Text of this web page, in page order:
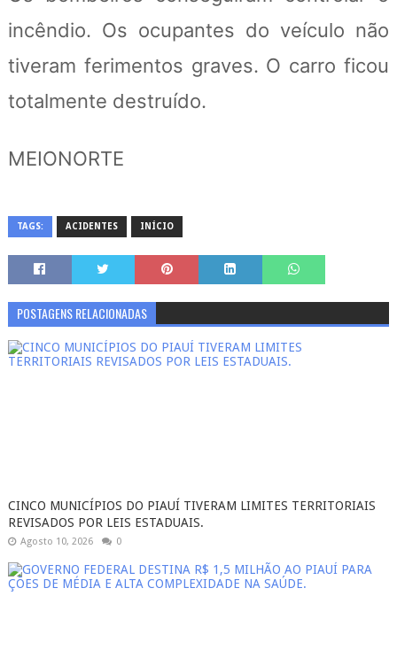
incêndio. Os ocupantes do veículo não
tiveram ferimentos graves. O carro ficou
totalmente destruído.
MEIONORTE
TAGS: ACIDENTES INÍCIO
POSTAGENS RELACIONADAS
CINCO MUNICÍPIOS DO PIAUÍ TIVERAM LIMITES TERRITORIAIS
REVISADOS POR LEIS ESTADUAIS.
Agosto 10, 2026 0